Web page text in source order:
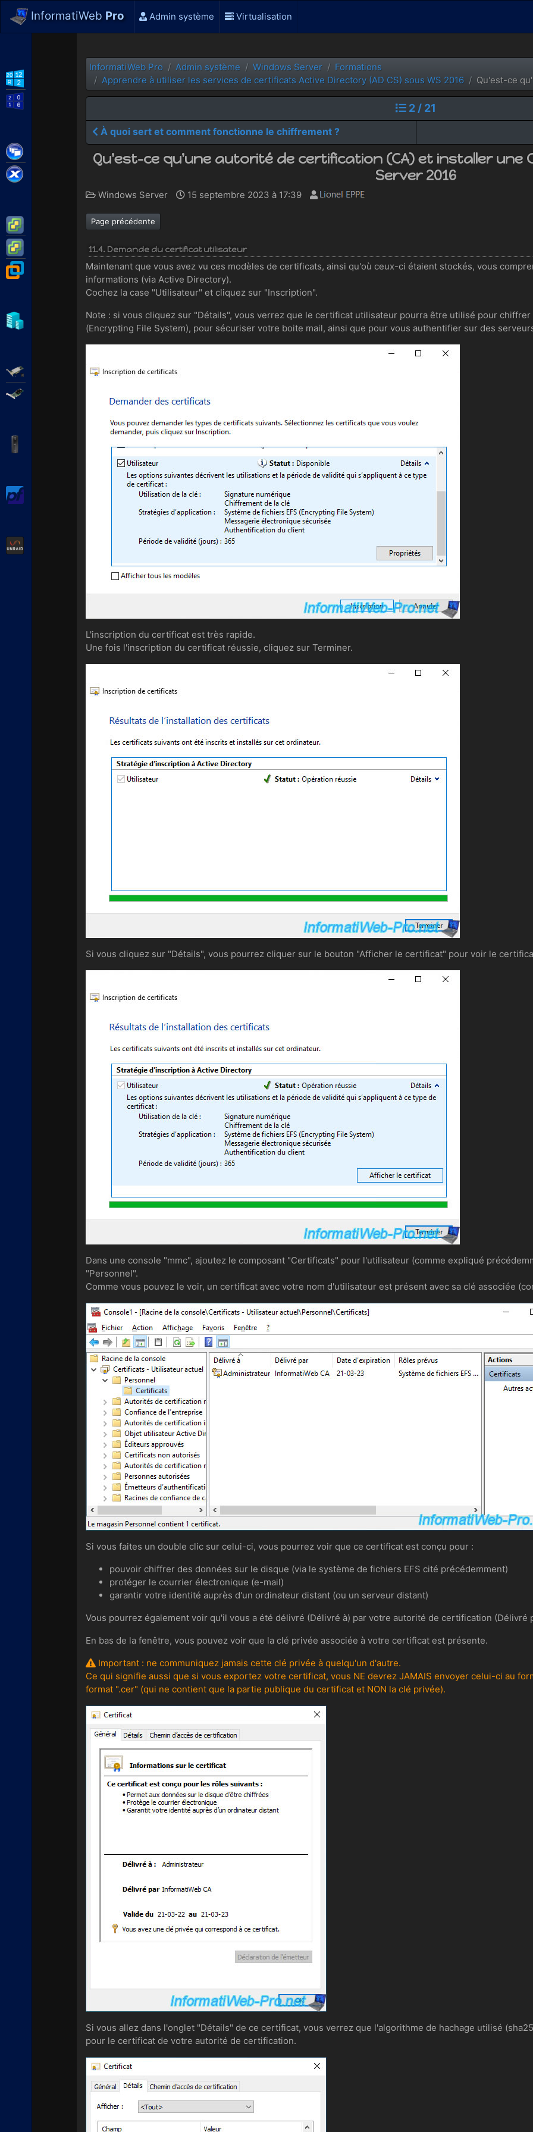
InformatiWeb Pro Admin système Virtualisation
Citrix XenApp / XenDesktop
VMware ESXi
VMware vSphere
VMware Workstation
Adaptec SmartRAID
APC Back-UPS Pro
InformatiWeb Pro Admin système Windows Server
Formations
Apprendre à utiliser les services de certificats Active Directory (AD CS) sous WS 2016
Qu'est-ce
2 / 21
À quoi sert et comment fonctionne le chiffrement ?
Qu'est-ce qu'une autorité de certification (CA) et installer une
Server 2016
Windows Server 15 septembre 2023 à 17:39
Page précédente
11.4. Demande du certificat utilisateur
Maintenant que vous avez vu ces modèles de certificats, ainsi qu'où ceux-ci étaient stockés, vous
informations (via Active Directory).
Cochez la case "Utilisateur" et cliquez sur "Inscription".
Note : si vous cliquez sur "Détails", vous verrez que le certificat utilisateur pourra être utilisé pour
(Encrypting File System), pour sécuriser votre boite mail, ainsi que pour vous authentifier sur des
L'inscription du certificat est très rapide.
Une fois l'inscription du certificat réussie, cliquez sur Terminer.
Si vous cliquez sur "Détails", vous pourrez cliquer sur le bouton "Afficher le certificat" pour voir le
Dans une console "mmc", ajoutez le composant "Certificats" pour l'utilisateur (comme expliqué
"Personnel".
Comme vous pouvez le voir, un certificat avec votre nom d'utilisateur est présent avec sa clé associée
Si vous faites un double clic sur celui-ci, vous pourrez voir que ce certificat est conçu pour :
pouvoir chiffrer des données sur le disque (via le système de fichiers EFS cité précédemment)
protéger le courrier électronique (e-mail)
garantir votre identité auprès d'un ordinateur distant (ou un serveur distant)
Vous pourrez également voir qu'il vous a été délivré (Délivré à) par votre autorité de certification (Délivré
En bas de la fenêtre, vous pouvez voir que la clé privée associée à votre certificat est présente.
Important : ne communiquez jamais cette clé privée à quelqu'un d'autre.
Ce qui signifie aussi que si vous exportez votre certificat, vous NE devrez JAMAIS envoyer celui-ci au
format ".cer" (qui ne contient que la partie publique du certificat et NON la clé privée).
Si vous allez dans l'onglet "Détails" de ce certificat, vous verrez que l'algorithme de hachage utilisé
pour le certificat de votre autorité de certification.